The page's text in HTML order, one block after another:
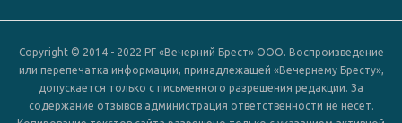
Copyright © 2014 - 2022 РГ «Вечерний Брест» ООО. Воспроизведение
или перепечатка информации, принадлежащей «Вечернему Бресту»,
допускается только с письменного разрешения редакции. За
содержание отзывов администрация ответственности не несет.